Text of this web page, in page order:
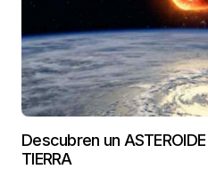
Descubren un
TIERRA